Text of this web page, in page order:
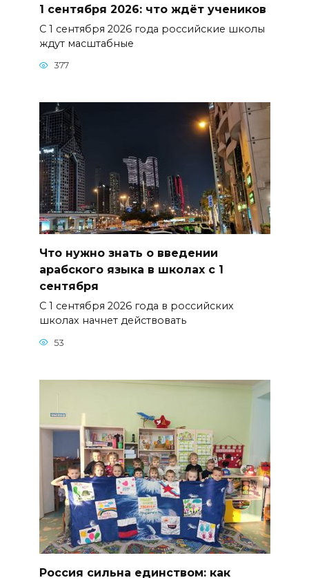
1 сентября 2026: что ждёт учеников
С 1 сентября 2026 года российские школы
ждут масштабные
377
Что нужно знать о введении
арабского языка в школах с 1
сентября
С 1 сентября 2026 года в российских
школах начнет действовать
53
Россия сильна единством: как